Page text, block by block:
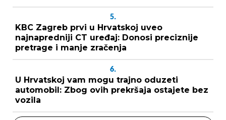
5.
KBC Zagreb prvi u Hrvatskoj uveo
najnapredniji CT uređaj: Donosi preciznije
pretrage i manje zračenja
6.
U Hrvatskoj vam mogu trajno oduzeti
automobil: Zbog ovih prekršaja ostajete bez
vozila